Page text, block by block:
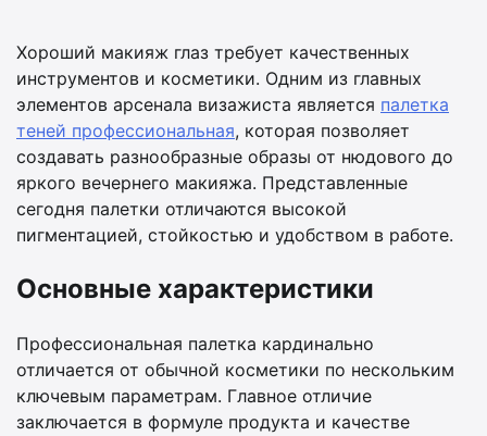
Хороший макияж глаз требует качественных
инструментов и косметики. Одним из главных
элементов арсенала визажиста является палетка
теней профессиональная, которая позволяет
создавать разнообразные образы от нюдового до
яркого вечернего макияжа. Представленные
сегодня палетки отличаются высокой
пигментацией, стойкостью и удобством в работе.
Основные характеристики
Профессиональная палетка кардинально
отличается от обычной косметики по нескольким
ключевым параметрам. Главное отличие
заключается в формуле продукта и качестве